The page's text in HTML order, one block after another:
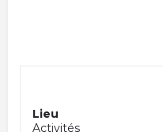
Lieu
Activités